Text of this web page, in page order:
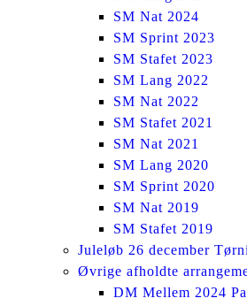
SM Nat 2024
SM Sprint 2023
SM Stafet 2023
SM Lang 2022
SM Nat 2022
SM Stafet 2021
SM Nat 2021
SM Lang 2020
SM Sprint 2020
SM Nat 2019
SM Stafet 2019
Juleløb 26 december
Øvrige afholdte
DM Mellem 2024